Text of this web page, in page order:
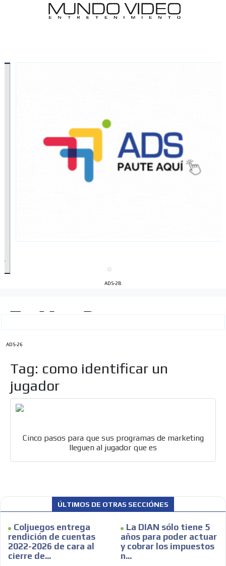
ADS-2B
ADS-26
Tag: como identificar un
jugador
Cinco pasos para que sus programas de marketing
lleguen al jugador que es
ÚLTIMOS DE OTRAS SECCIÓNES
Coljuegos entrega
rendición de cuentas
2022-2026 de cara al
cierre de...
La DIAN sólo tiene 5
años para poder actuar
y cobrar los impuestos
n...